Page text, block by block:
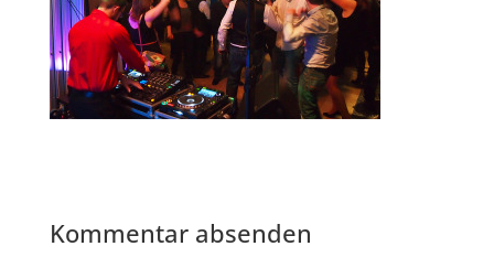
Kommentar absenden